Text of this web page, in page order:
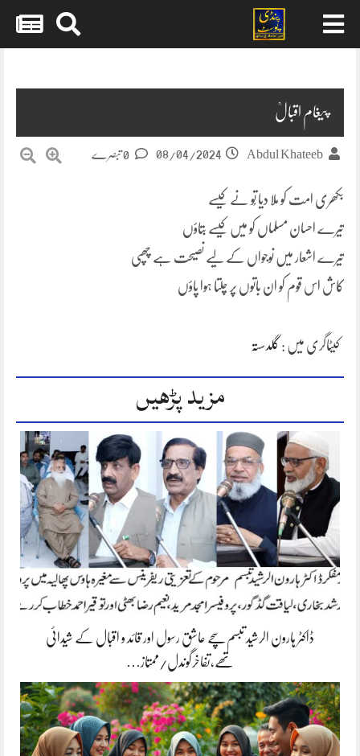
پیغام اقبالؒ
Abdul Khateeb
08/04/2024
بکھری امت کو ملا دیا تُو نے کیسے
تیرے احسان مسلماں کو میں کیسے بتاؤں
تیرے اشعار میں نوجواں کے لیے نصیحت ہے چھپی
کاش اس قوم کو ان باتوں پر چلتا ہوا پاؤں
کیٹاگری میں : گلدستہ
مزید پڑھیں
ڈاکٹر ہارون الرشید تبسم سچے عاشق رسول اور قائد و اقبال کے شیدائی
تھے،تفاخرگوندل/ممتاز…